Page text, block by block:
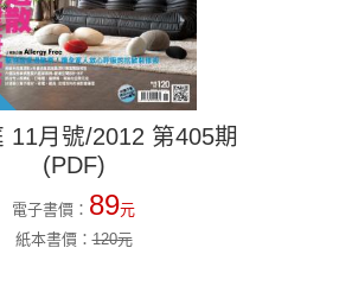
11月號/2012 第405期
(PDF)
電子書價： 89元
紙本書價：120元